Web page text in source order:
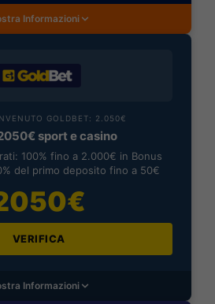
Informazioni
GOLDBET: 2.050€
sport e casino
100% fino a 2.000€ in Bonus
del primo deposito fino a 50€
VERIFICA
Informazioni